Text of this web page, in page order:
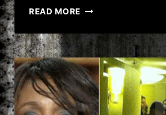
READ MORE INFERNUL
MIRELA
CEANU
:
SI-
A
OMORAT
SOTUL